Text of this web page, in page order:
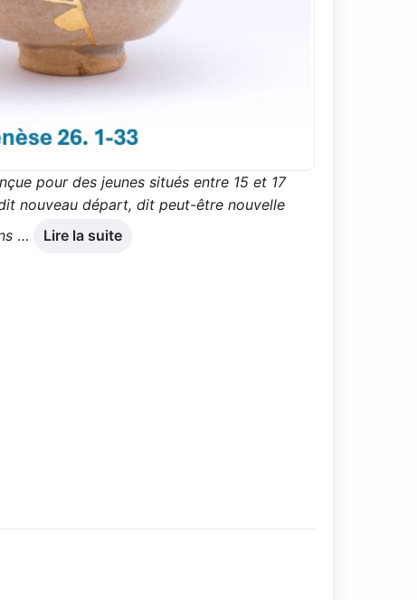
pour des jeunes situés entre 15 et 17
nouveau départ, dit peut-être nouvelle
… Lire la suite